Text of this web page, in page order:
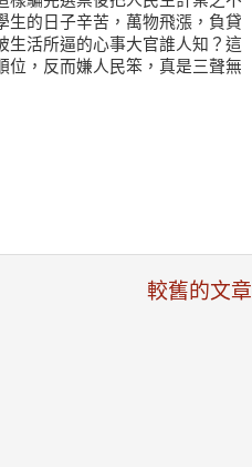
生的日子辛苦，萬物飛漲，負貸
生活所逼的心事大官誰人知？這
位，反而嫌人民笨，真是三聲無
較舊的文章